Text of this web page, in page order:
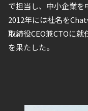
で担当し、中小企業を
2012年には社名を
取締役CEO兼CTOに
を果たした。